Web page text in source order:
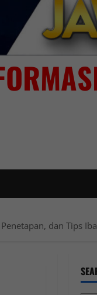
dan Tips